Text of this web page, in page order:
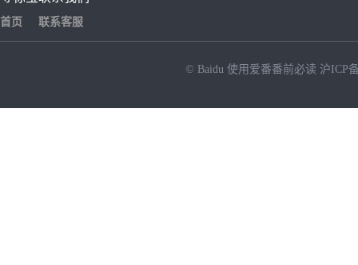
首页 联系客服
© Baidu 使用爱番番前必读 沪ICP